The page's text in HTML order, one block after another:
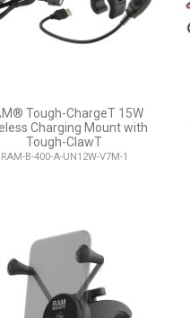
Tough-ChargeT 15W
Charging Mount with
Tough-ClawT
RAM-B-400-A-UN12W-V7M-1